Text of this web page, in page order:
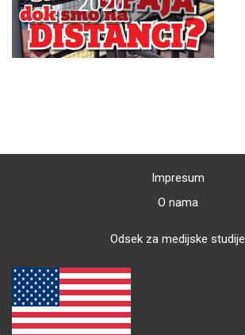
Impresum
O nama
Odsek za medijske studije